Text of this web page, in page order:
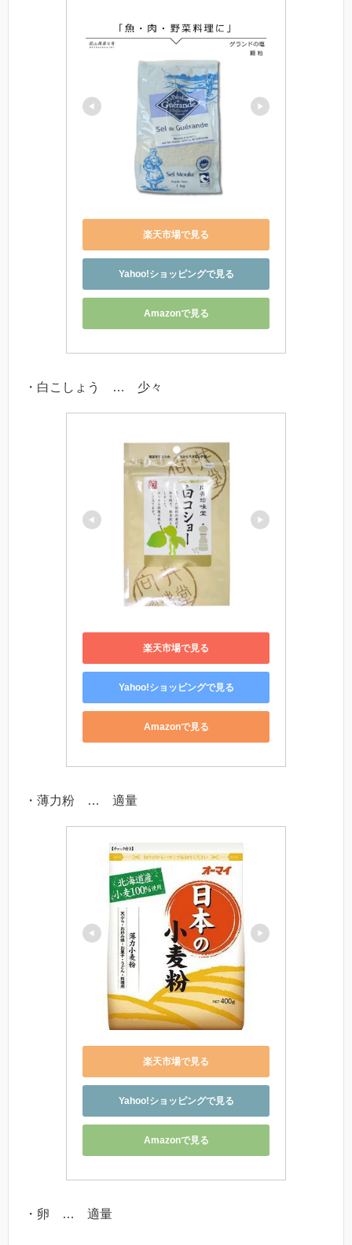
楽天市場で見る
Yahoo!ショッピングで見る
Amazonで見る
・白こしょう … 少々
楽天市場で見る
Yahoo!ショッピングで見る
Amazonで見る
・薄力粉 … 適量
楽天市場で見る
Yahoo!ショッピングで見る
Amazonで見る
・卵 … 適量